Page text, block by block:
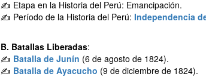
✍ Etapa en la Historia del Perú: Emancipación.
✍ Período de la Historia del Perú: Independencia
B. Batallas Liberadas:
✍ Batalla de Junín (6 de agosto de 1824).
✍ Batalla de Ayacucho (9 de diciembre de 1824).